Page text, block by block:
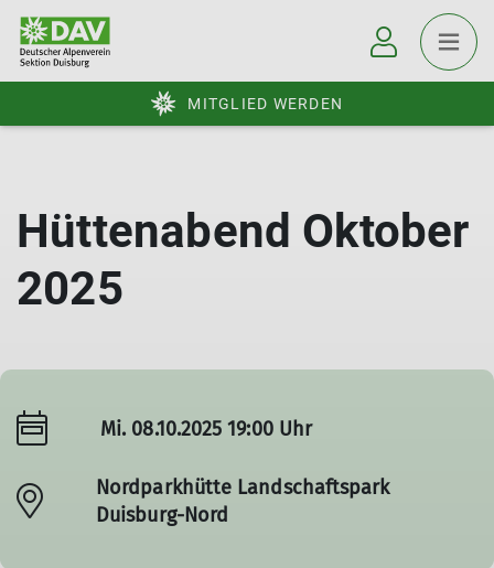
MITGLIED WERDEN
Hüttenabend Oktober
2025
Mi. 08.10.2025 19:00 Uhr
Nordparkhütte Landschaftspark
Duisburg-Nord